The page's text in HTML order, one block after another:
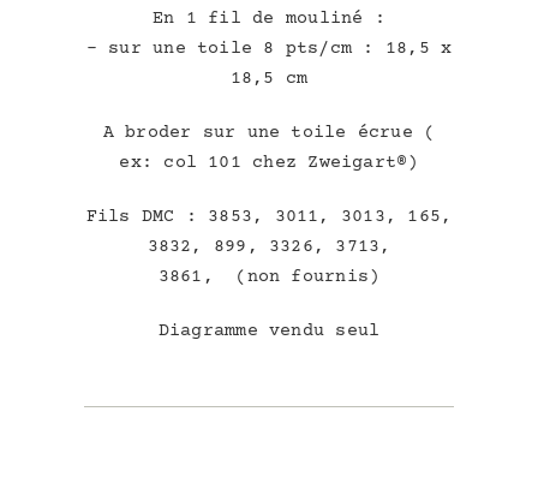
En 1 fil de mouliné :
– sur une toile 8 pts/cm : 18,5 x
18,5 cm
A broder sur une toile écrue (
ex: col 101 chez Zweigart®)
Fils DMC : 3853, 3011, 3013, 165,
3832, 899, 3326, 3713,
3861, (non fournis)
Diagramme vendu seul